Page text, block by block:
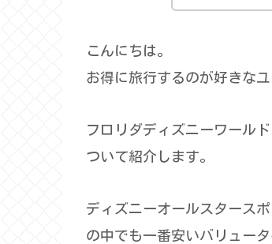
こんにちは。
お得に旅行するのが好きなユ
フロリダディズニーワールド
ついて紹介します。
ディズニーオールスタース
の中でも一番安いバリュー